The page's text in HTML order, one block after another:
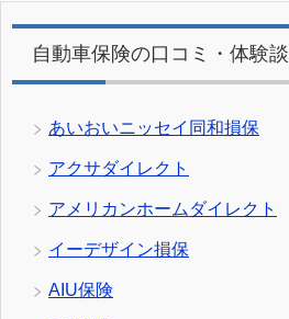
自動車保険の口コミ・体験談
あいおいニッセイ同和損保
アクサダイレクト
アメリカンホームダイレクト
イーデザイン損保
AIU保険